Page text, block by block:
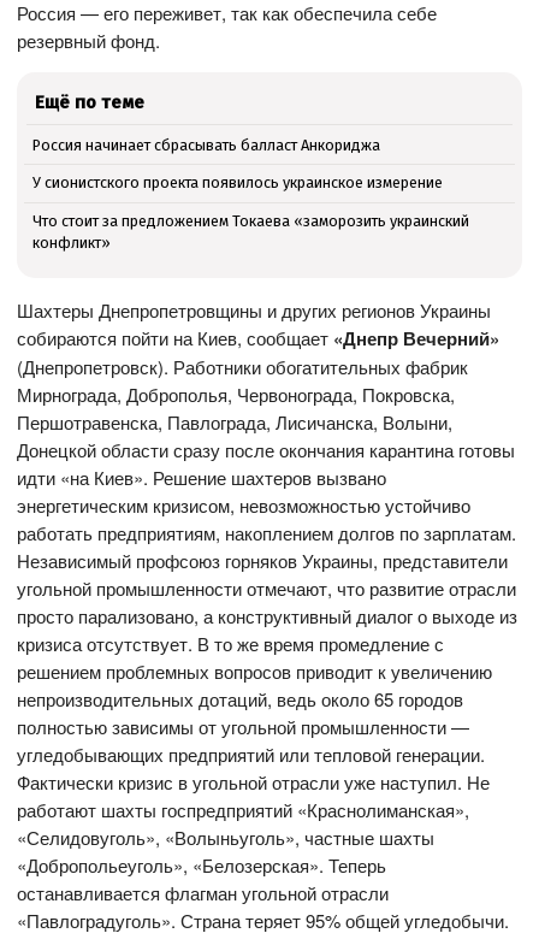
Россия — его переживет, так как обеспечила себе
резервный фонд.
Ещё по теме
Россия начинает сбрасывать балласт Анкориджа
У сионистского проекта появилось украинское измерение
Что стоит за предложением Токаева «заморозить украинский
конфликт»
Шахтеры Днепропетровщины и других регионов Украины
собираются пойти на Киев, сообщает «Днепр Вечерний»
(Днепропетровск). Работники обогатительных фабрик
Мирнограда, Доброполья, Червонограда, Покровска,
Першотравенска, Павлограда, Лисичанска, Волыни,
Донецкой области сразу после окончания карантина готовы
идти «на Киев». Решение шахтеров вызвано
энергетическим кризисом, невозможностью устойчиво
работать предприятиям, накоплением долгов по зарплатам.
Независимый профсоюз горняков Украины, представители
угольной промышленности отмечают, что развитие отрасли
просто парализовано, а конструктивный диалог о выходе из
кризиса отсутствует. В то же время промедление с
решением проблемных вопросов приводит к увеличению
непроизводительных дотаций, ведь около 65 городов
полностью зависимы от угольной промышленности —
угледобывающих предприятий или тепловой генерации.
Фактически кризис в угольной отрасли уже наступил. Не
работают шахты госпредприятий «Краснолиманская»,
«Селидовуголь», «Волыньуголь», частные шахты
«Добропольеуголь», «Белозерская». Теперь
останавливается флагман угольной отрасли
«Павлоградуголь». Страна теряет 95% общей угледобычи.